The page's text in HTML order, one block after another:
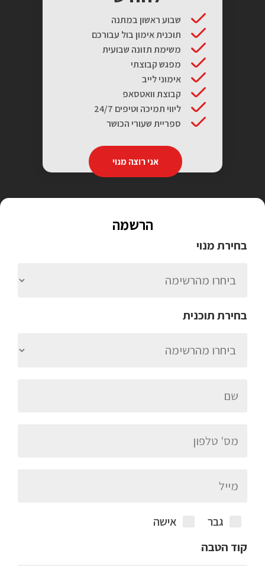
שבוע ראשון במתנה
תוכנית אימון בול עבורכם
משימת תזונה שבועית
מפגש קבוצתי
אימוני לייב
קבוצת וואטסאפ
ליווי תמיכה וטיפים 24/7
ספריית שעורי הכושר
אני רוצה מנוי
הרשמה
בחירת מנוי
בחירת תוכנית
גבר
אישה
קוד הטבה